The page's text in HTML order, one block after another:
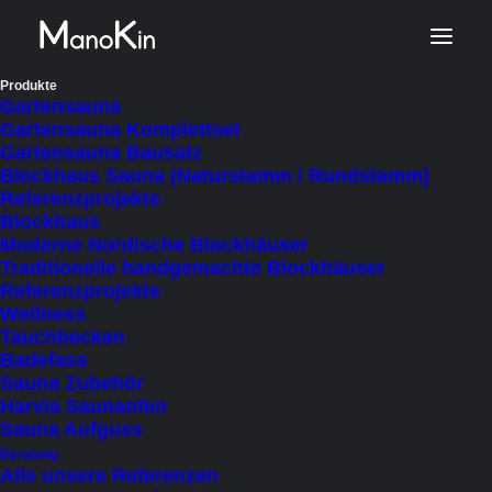
Produkte
Gartensauna
Gartensauna Komplettset
Gartensauna Bausatz
Blockhaus Sauna (Naturstamm / Rundstamm)
Referenzprojekte
Blockhaus
Moderne Nordische Blockhäuser
Traditionelle handgemachte Blockhäuser
Referenzprojekte
Wellness
Tauchbecken
Badefass
Sauna Zubehör
Harvia Saunaofen
Sauna Aufguss
Beratung
Alle unsere Referenzen
Start
Alle Produkte
Entdecken Sie unsere hochwertigen Produkte
im Bereich Gartensaunen, Naturstamm-
Saunen, Ferienhäusern, Alm- und Jagdhütten
und exklusives Wellness-Zubehör für Ihr
Zuhause. Ob pure Entspannung in einer
maßgefertigten Sauna, das urige Ambiente
einer Almhütte oder stilvolle Accessoires für Ihr
persönliches Spa-Erlebnis – bei uns finden Sie